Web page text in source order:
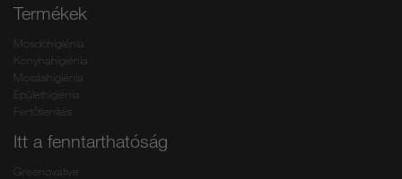
Termékek
Mosdóhigiénia
Konyhahigiénia
Mosáshigiénia
Épülethigiénia
Fertőtlenítés
Itt a fenntarthatóság
Greenovative